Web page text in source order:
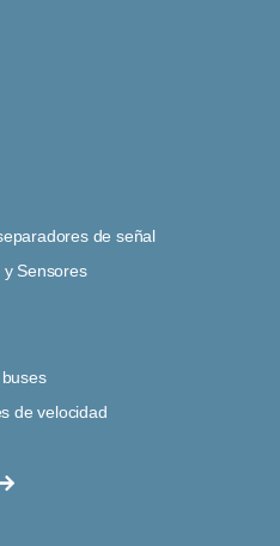
de señal
Sensores
de velocidad